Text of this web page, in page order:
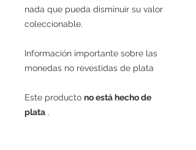
nada que pueda disminuir su valor
coleccionable.
Información importante sobre las
monedas no revestidas de plata
Este producto no está hecho de
plata .